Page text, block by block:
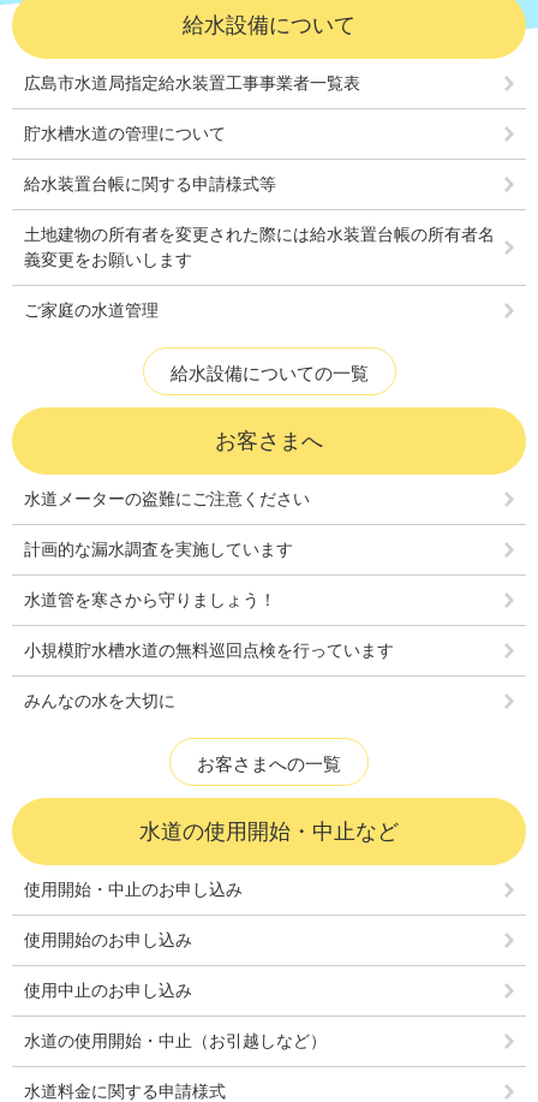
給水設備について
広島市水道局指定給水装置工事事業者一覧表
貯水槽水道の管理について
給水装置台帳に関する申請様式等
土地建物の所有者を変更された際には給水装置台帳の所有者名
義変更をお願いします
ご家庭の水道管理
給水設備についての一覧
お客さまへ
水道メーターの盗難にご注意ください
計画的な漏水調査を実施しています
水道管を寒さから守りましょう！
小規模貯水槽水道の無料巡回点検を行っています
みんなの水を大切に
お客さまへの一覧
水道の使用開始・中止など
使用開始・中止のお申し込み
使用開始のお申し込み
使用中止のお申し込み
水道の使用開始・中止（お引越しなど）
水道料金に関する申請様式